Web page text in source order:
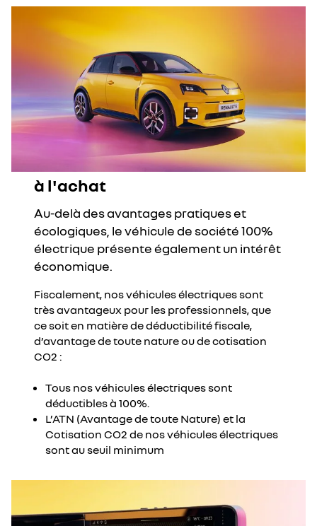
à l'achat
Au-delà des avantages pratiques et
écologiques, le véhicule de société 100%
électrique présente également un intérêt
économique.
Fiscalement, nos véhicules électriques sont
très avantageux pour les professionnels, que
ce soit en matière de déductibilité fiscale,
d’avantage de toute nature ou de cotisation
CO2 :
Tous nos véhicules électriques sont
déductibles à 100%.
L’ATN (Avantage de toute Nature) et la
Cotisation CO2 de nos véhicules électriques
sont au seuil minimum